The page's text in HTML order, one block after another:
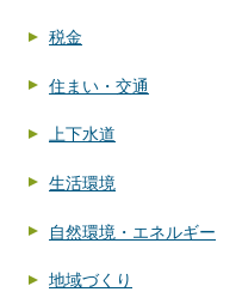
税金
住まい・交通
上下水道
生活環境
自然環境・エネルギー
地域づくり